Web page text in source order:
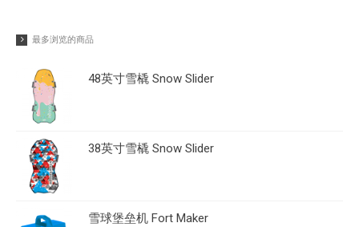
最多浏览的商品
48英寸雪橇 Snow Slider
38英寸雪橇 Snow Slider
雪球堡垒机 Fort Maker